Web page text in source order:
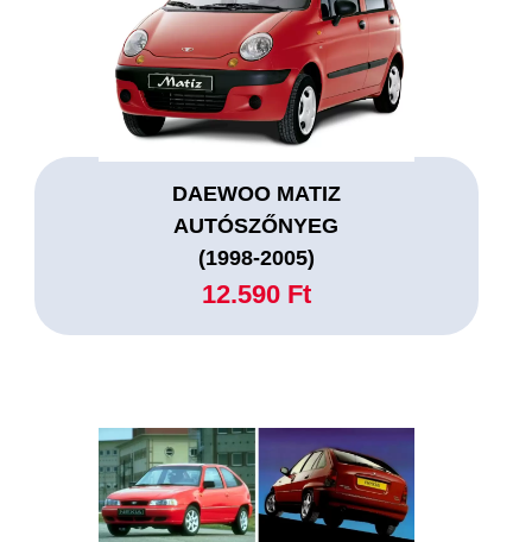
DAEWOO MATIZ
AUTÓSZŐNYEG
(1998-2005)
12.590 Ft